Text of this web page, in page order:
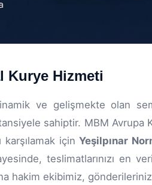
Kurye Hizmeti
ve gelişmekte olan
sahiptir. MBM
karşılamak içinYeşilpınar
teslimatlarınızı en
hakim ekibimiz,